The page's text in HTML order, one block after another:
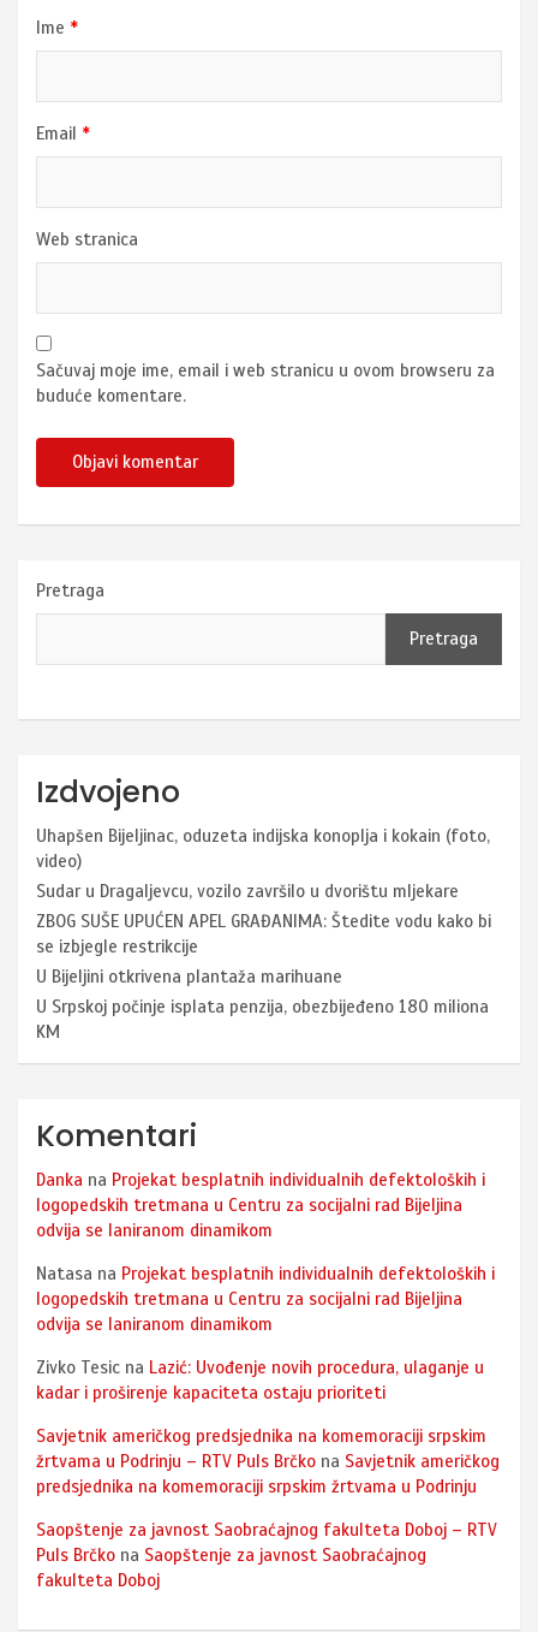
Ime *
Email *
Web stranica
Sačuvaj moje ime, email i web stranicu u ovom browseru za
buduće komentare.
Pretraga
Pretraga
Izdvojeno
Uhapšen Bijeljinac, oduzeta indijska konoplja i kokain (foto,
video)
Sudar u Dragaljevcu, vozilo završilo u dvorištu mljekare
ZBOG SUŠE UPUĆEN APEL GRAĐANIMA: Štedite vodu kako bi
se izbjegle restrikcije
U Bijeljini otkrivena plantaža marihuane
U Srpskoj počinje isplata penzija, obezbijeđeno 180 miliona
KM
Komentari
Danka na Projekat besplatnih individualnih defektoloških i
logopedskih tretmana u Centru za socijalni rad Bijeljina
odvija se laniranom dinamikom
Natasa na Projekat besplatnih individualnih defektoloških i
logopedskih tretmana u Centru za socijalni rad Bijeljina
odvija se laniranom dinamikom
Zivko Tesic na Lazić: Uvođenje novih procedura, ulaganje u
kadar i proširenje kapaciteta ostaju prioriteti
Savjetnik američkog predsjednika na komemoraciji srpskim
žrtvama u Podrinju – RTV Puls Brčko na Savjetnik američkog
predsjednika na komemoraciji srpskim žrtvama u Podrinju
Saopštenje za javnost Saobraćajnog fakulteta Doboj – RTV
Puls Brčko na Saopštenje za javnost Saobraćajnog
fakulteta Doboj